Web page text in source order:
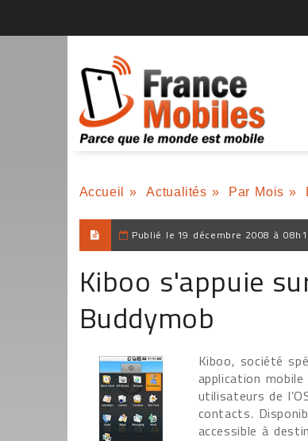
Accueil » Actualités » Par Mois »
Publié le 19 décembre 2008 à
Kiboo s'appuie
Buddymob
Kiboo, société
application
utilisateurs de
contacts.
accessible à